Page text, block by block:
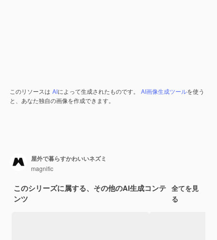
このリソースは AIによって生成されたものです。 AI画像生成ツールを使う
と、あなた独自の画像を作成できます。
屋外で暮らすかわいいネズミ
magnific
このシリーズに属する、その他のAI生成コンテ
ンツ
全てを見
る